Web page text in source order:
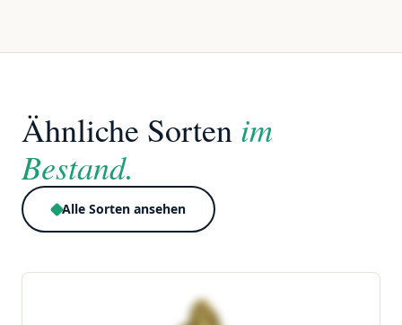
Ähnliche Sorten im
Bestand.
Alle Sorten ansehen